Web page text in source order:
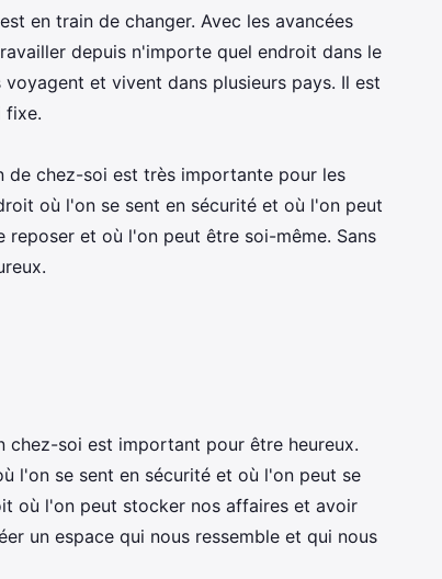
en train de changer. Avec les avancées
depuis n'importe quel endroit dans le
et vivent dans plusieurs pays. Il est
fixe.
de chez-soi est très importante pour les
où l'on se sent en sécurité et où l'on peut
et où l'on peut être soi-même. Sans
chez-soi est important pour être heureux.
l'on se sent en sécurité et où l'on peut se
où l'on peut stocker nos affaires et avoir
un espace qui nous ressemble et qui nous